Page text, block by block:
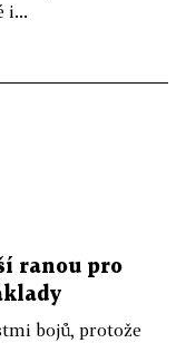
i...
ranou pro
bojů, protože